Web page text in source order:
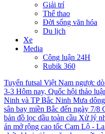
Giải trí
Thể thao
Đời sống văn hóa
Du lịch
Xe
Media
Công luận 24H
Rubik 360
Tuyển futsal Việt Nam ngược
3-3 Hôm nay, Quốc hội thảo
Ninh và TP Bắc Ninh Mưa
sân bay miền Bắc đến ngày 7/8
bản đồ lọc dầu toàn cầu Xử lý
án mở rộng cao tốc Cam Lộ -